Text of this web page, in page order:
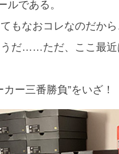
ルである。
もなおコレなのだか
だ……ただ、ここ最近
ー三番勝負”をいざ！